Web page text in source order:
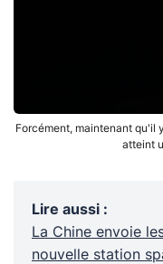
Forcément, maintenant qu'il
atteint
Lire aussi :
La Chine envoie
nouvelle station